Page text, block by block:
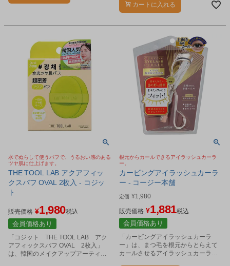
カートに入れる
水でぬらして使うパフで、うるおい感のある
ツヤ肌に仕上げます。
THE TOOL LAB アクアフィッ
クスパフ OVAL 2枚入 - コジッ
ト
販売価格 ¥1,980税込
会員価格あり
「コジット THE TOOL LAB アク
アフィックスパフ OVAL 2枚入」
は、韓国のメイクアップアーティス
根元からカールできるアイラッシュカーラ
ー。
カービングアイラッシュカーラ
ー - コージー本舗
定価 ¥1,980
販売価格 ¥1,881税込
会員価格あり
「カービングアイラッシュカーラ
ー」は、まつ毛を根元からとらえて
カールさせるアイラッシュカーラー